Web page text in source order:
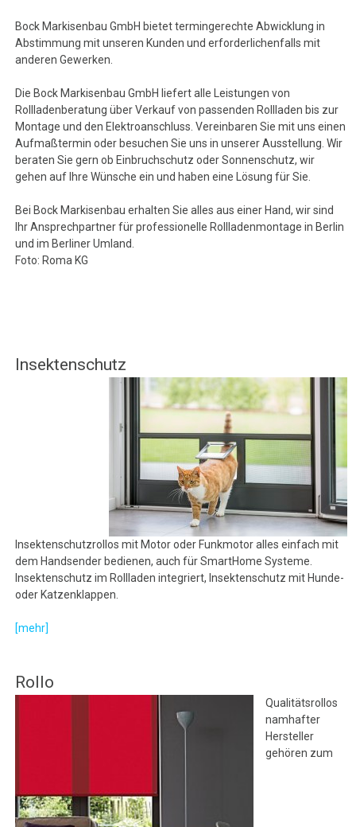
Bock Markisenbau GmbH bietet termingerechte Abwicklung in
Abstimmung mit unseren Kunden und erforderlichenfalls mit
anderen Gewerken.
Die Bock Markisenbau GmbH liefert alle Leistungen von
Rollladenberatung über Verkauf von passenden Rollladen bis zur
Montage und den Elektroanschluss. Vereinbaren Sie mit uns einen
Aufmaßtermin oder besuchen Sie uns in unserer Ausstellung. Wir
beraten Sie gern ob Einbruchschutz oder Sonnenschutz, wir
gehen auf Ihre Wünsche ein und haben eine Lösung für Sie.
Bei Bock Markisenbau erhalten Sie alles aus einer Hand, wir sind
Ihr Ansprechpartner für professionelle Rollladenmontage in Berlin
und im Berliner Umland.
Foto: Roma KG
Insektenschutz
Insektenschutzrollos mit Motor oder Funkmotor alles einfach mit
dem Handsender bedienen, auch für SmartHome Systeme.
Insektenschutz im Rollladen integriert, Insektenschutz mit Hunde-
oder Katzenklappen.
[mehr]
Rollo
Qualitätsrollos
namhafter
Hersteller
gehören zum